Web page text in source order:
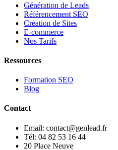
Génération de Leads
Référencement SEO
Création de Sites
E-commerce
Nos Tarifs
Ressources
Formation SEO
Blog
Contact
Email: contact@genlead.fr
Tél: 04 82 53 16 44
20 Place Neuve